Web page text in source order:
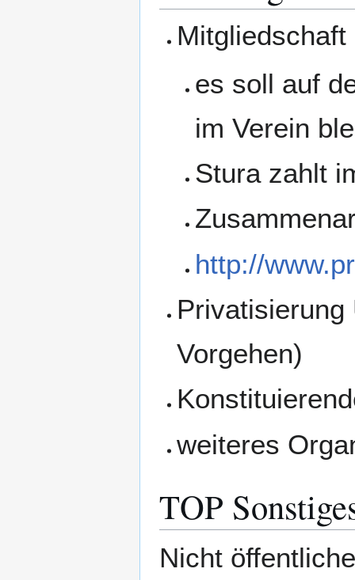
es soll auf
im Verein
Stura zahlt
http://
Vorgehen)
weiteres
TOP
Nicht